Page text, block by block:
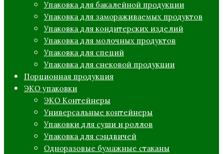
Упаковка для бакалейной продукции
Упаковка для замораживаемых продуктов
Упаковка для кондитерских изделий
Упаковка для молочных продуктов
Упаковка для специй
Упаковка для снековой продукции
Порционная продукция
ЭКО упаковки
ЭКО Контейнеры
Универсальные контейнеры
Упаковки для суши и роллов
Упаковка для сэндвичей
Одноразовые бумажные стаканы